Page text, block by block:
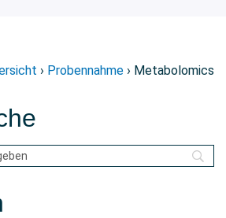
› Probennahme › Metabolomics